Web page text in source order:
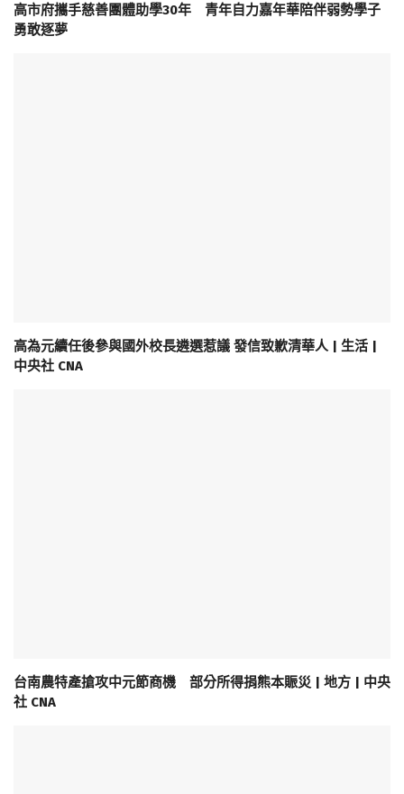
高市府攜手慈善團體助學30年 青年自力嘉年華陪伴弱勢學子
勇敢逐夢
高為元續任後參與國外校長遴選惹議 發信致歉清華人 | 生活 |
中央社 CNA
台南農特產搶攻中元節商機 部分所得捐熊本賑災 | 地方 | 中央
社 CNA